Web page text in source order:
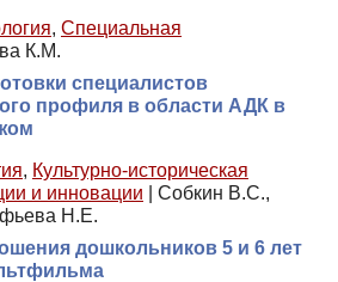
, Специальная
К.М.
специалистов
профиля в области АДК в
, Культурно-историческая
и инновации
Собкин В.С.,
Н.Е.
дошкольников 5 и 6 лет